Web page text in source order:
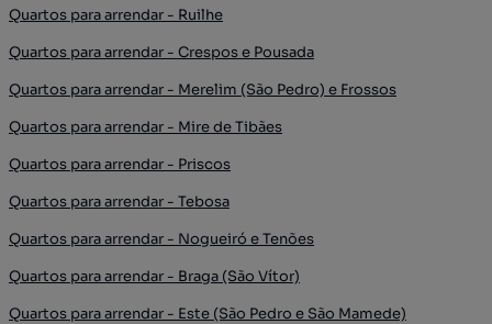
Quartos para arrendar - Ruilhe
Quartos para arrendar - Crespos e Pousada
Quartos para arrendar - Merelim (São Pedro) e Frossos
Quartos para arrendar - Mire de Tibães
Quartos para arrendar - Priscos
Quartos para arrendar - Tebosa
Quartos para arrendar - Nogueiró e Tenões
Quartos para arrendar - Braga (São Vítor)
Quartos para arrendar - Este (São Pedro e São Mamede)